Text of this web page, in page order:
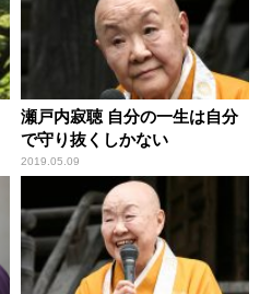
瀬戸内寂聴 自分の一生は自分
で守り抜くしかない
2019.05.09